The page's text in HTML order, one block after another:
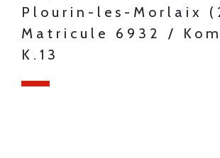
Plourin-les-Morlaix
Matricule 6932 /
K.13